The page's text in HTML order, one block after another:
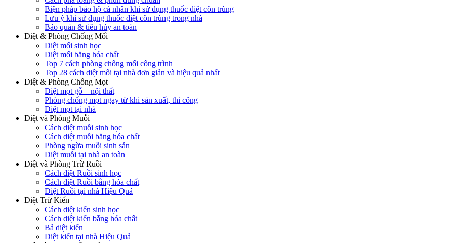
Biện pháp bảo hộ cá nhân khi sử dụng thuốc diệt côn trùng
Lưu ý khi sử dụng thuốc diệt côn trùng trong nhà
Bảo quản & tiêu hủy an toàn
Diệt & Phòng Chống Mối
Diệt mối sinh học
Diệt mối bằng hóa chất
Top 7 cách phòng chống mối công trình
Top 28 cách diệt mối tại nhà đơn giản và hiệu quả nhất
Diệt & Phòng Chống Mọt
Diệt mọt gỗ – nội thất
Phòng chống mọt ngay từ khi sản xuất, thi công
Diệt mọt tại nhà
Diệt và Phòng Muỗi
Cách diệt muỗi sinh học
Cách diệt muỗi bằng hóa chất
Phòng ngừa muỗi sinh sản
Diệt muỗi tại nhà an toàn
Diệt và Phòng Trừ Ruồi
Cách diệt Ruồi sinh học
Cách diệt Ruồi bằng hóa chất
Diệt Ruồi tại nhà Hiệu Quả
Diệt Trừ Kiến
Cách diệt kiến sinh học
Cách diệt kiến bằng hóa chất
Bả diệt kiến
Diệt kiến tại nhà Hiệu Quả